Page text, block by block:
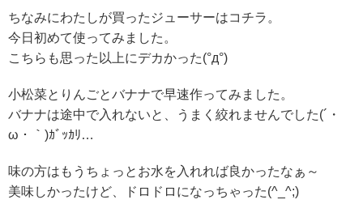
ちなみにわたしが買ったジューサーはコチラ。
今日初めて使ってみました。
こちらも思った以上にデカかった(°д°)
小松菜とりんごとバナナで早速作ってみました。
バナナは途中で入れないと、うまく絞れませんでした(´・
ω・｀)ｶﾞｯｶﾘ…
味の方はもうちょっとお水を入れれば良かったなぁ～
美味しかったけど、ドロドロになっちゃった(^_^;)